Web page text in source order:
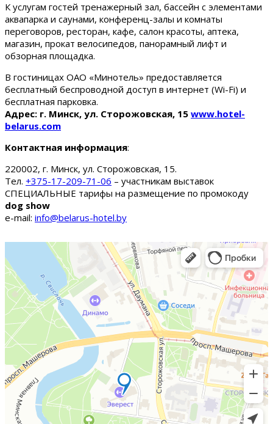
К услугам гостей тренажерный зал, бассейн с элементами
аквапарка и саунами, конференц-залы и комнаты
переговоров, ресторан, кафе, салон красоты, аптека,
магазин, прокат велосипедов, панорамный лифт и
обзорная площадка.
В гостиницах ОАО «Минотель» предоставляется
бесплатный беспроводной доступ в интернет (Wi-Fi) и
бесплатная парковка.
Адрес: г. Минск, ул. Сторожовская, 15 www.hotel-
belarus.com
Контактная информация:
220002, г. Минск, ул. Сторожовская, 15.
Тел. +375-17-209-71-06 – участникам выставок
СПЕЦИАЛЬНЫЕ тарифы на размещение по промокоду
dog show
e-mail: info@belarus-hotel.by